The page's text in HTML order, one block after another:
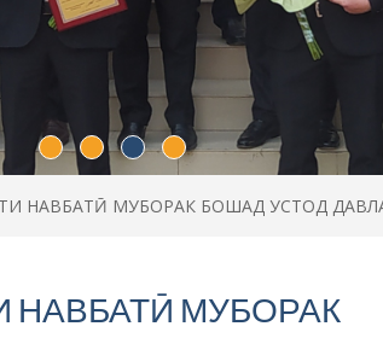
НАВБАТӢ МУБОРАК БОШАД УСТОД
НАВБАТӢ МУБОРАК